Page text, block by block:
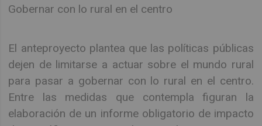
Gobernar con lo rural en el centro
El anteproyecto plantea que las políticas públicas
dejen de limitarse a actuar sobre el mundo rural
para pasar a gobernar con lo rural en el centro.
Entre las medidas que contempla figuran la
elaboración de un informe obligatorio de impacto